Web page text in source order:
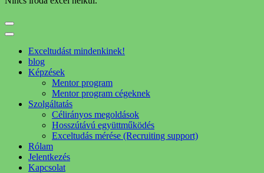
Exceltudást mindenkinek!
blog
Képzések
Mentor program
Mentor program cégeknek
Szolgáltatás
Célirányos megoldások
Hosszútávú együttműködés
Exceltudás mérése (Recruiting support)
Rólam
Jelentkezés
Kapcsolat